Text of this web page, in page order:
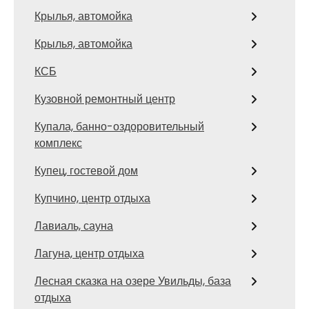
Крылья, автомойка
Крылья, автомойка
КСБ
Кузовной ремонтный центр
Купала, банно-оздоровительный
комплекс
Купец, гостевой дом
Купчино, центр отдыха
Лавиаль, сауна
Лагуна, центр отдыха
Лесная сказка на озере Увильды, база
отдыха